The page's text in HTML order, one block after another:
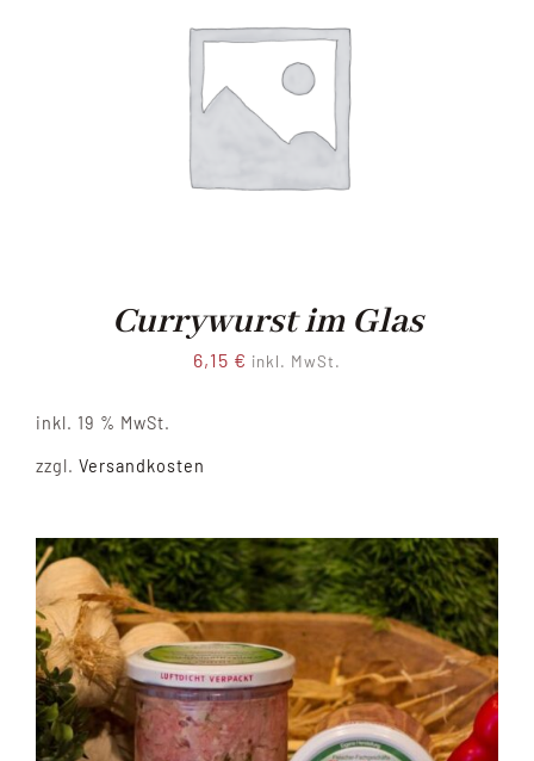
Currywurst im Glas
6,15 € inkl. MwSt.
inkl. 19 % MwSt.
zzgl. Versandkosten